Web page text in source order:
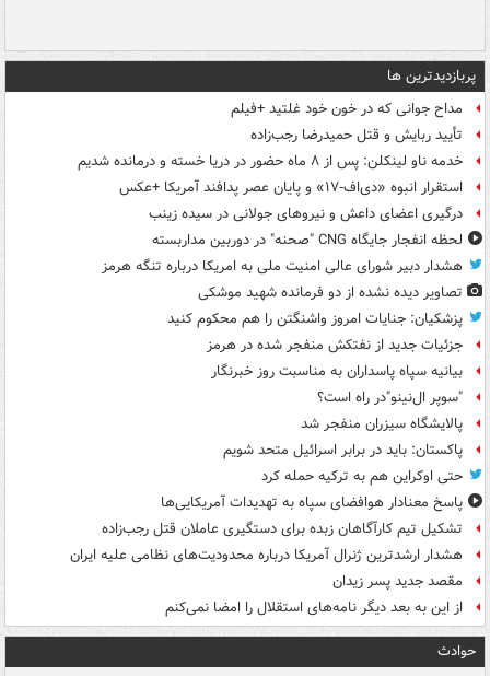
پربازدیدترین ها
مداح جوانی که در خون خود غلتید +فیلم
تأیید ربایش و قتل حمیدرضا رجب‌زاده
خدمه ناو لینکلن: پس از ۸ ماه حضور در دریا خسته و درمانده‌ شدیم
استقرار انبوه «دی‌اف‑۱۷» و پایان عصر پدافند آمریکا +عکس
درگیری اعضای داعش و نیروهای جولانی در سیده زینب
لحظه انفجار جایگاه CNG "صحنه" در دوربین مداربسته
هشدار دبیر شورای عالی امنیت ملی به امریکا درباره تنگه هرمز
تصاویر دیده‌ نشده از دو فرمانده شهید موشکی
پزشکیان: جنایات امروز واشنگتن را هم محکوم کنید
جزئیات جدید از نفتکش منفجر شده در هرمز
بیانیه سپاه پاسداران به مناسبت روز خبرنگار
"سوپر ال‌نینو"در راه است؟
پالایشگاه سیزران منفجر شد
پاکستان: باید در برابر اسرائیل متحد شویم
حتی اوکراین هم به ترکیه حمله کرد
پاسخ معنادار هوافضای سپاه به تهدیدات آمریکایی‌ها
تشکیل تیم کارآگاهان زبده برای دستگیری عاملان قتل رجب‌زاده
هشدار ارشدترین ژنرال آمریکا درباره محدودیت‌های نظامی علیه ایران
مقصد جدید پسر زیدان
از این به بعد دیگر نامه‌های استقلال را امضا نمی‌کنم
حوادث